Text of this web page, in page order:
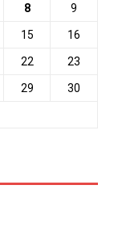
8 9
15 16
22 23
29 30